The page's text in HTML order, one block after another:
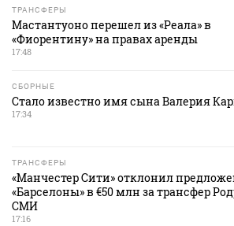
ТРАНСФЕРЫ
Мастантуоно перешел из «Реала» в
«Фиорентину» на правах аренды
17:48
СБОРНЫЕ
Стало известно имя сына Валерия
17:34
ТРАНСФЕРЫ
«Манчестер Сити» отклонил
«Барселоны» в €50 млн за трансфер
СМИ
17:16